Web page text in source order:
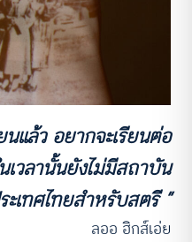
นแล้ว อยากจะเรียนต่อ
วลานั้นยังไม่มีสถาบัน
เทศไทยสำหรับสตรี ”
ลออ ฮิกส์เอ่ย